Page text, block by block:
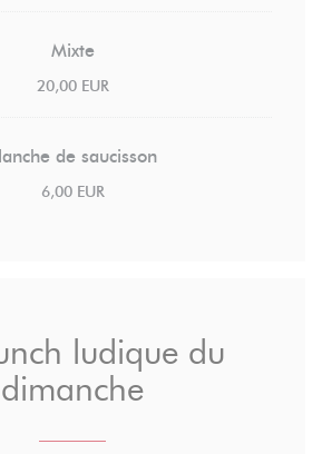
Mixte
20,00 EUR
de saucisson
6,00 EUR
ludique du
dimanche